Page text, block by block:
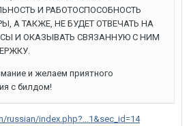
И РАБОТОСПОСОБНОСТЬ
А ТАКЖЕ, НЕ БУДЕТ ОТВЕЧАТЬ НА
И ОКАЗЫВАТЬ СВЯЗАННУЮ С НИМ
и желаем приятного
с билдом!
russian/index.php?...1&sec_id=14